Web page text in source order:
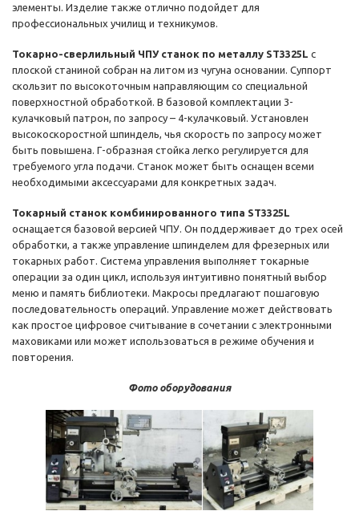
элементы. Изделие также отлично подойдет для
профессиональных училищ и техникумов.
Токарно-сверлильный ЧПУ станок по металлу ST3325L с
плоской станиной собран на литом из чугуна основании. Суппорт
скользит по высокоточным направляющим со специальной
поверхностной обработкой. В базовой комплектации 3-
кулачковый патрон, по запросу – 4-кулачковый. Установлен
высокоскоростной шпиндель, чья скорость по запросу может
быть повышена. Г-образная стойка легко регулируется для
требуемого угла подачи. Станок может быть оснащен всеми
необходимыми аксессуарами для конкретных задач.
Токарный станок комбинированного типа ST3325L
оснащается базовой версией ЧПУ. Он поддерживает до трех осей
обработки, а также управление шпинделем для фрезерных или
токарных работ. Система управления выполняет токарные
операции за один цикл, используя интуитивно понятный выбор
меню и память библиотеки. Макросы предлагают пошаговую
последовательность операций. Управление может действовать
как простое цифровое считывание в сочетании с электронными
маховиками или может использоваться в режиме обучения и
повторения.
Фото оборудования